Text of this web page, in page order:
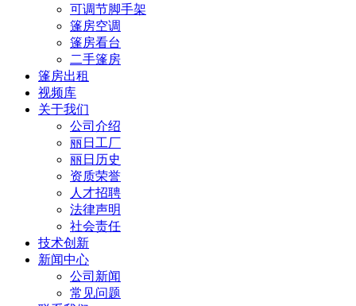
可调节脚手架
篷房空调
篷房看台
二手篷房
篷房出租
视频库
关于我们
公司介绍
丽日工厂
丽日历史
资质荣誉
人才招聘
法律声明
社会责任
技术创新
新闻中心
公司新闻
常见问题